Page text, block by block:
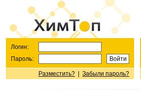
Логин:
Пароль:
Разместить? Забыли пароль?